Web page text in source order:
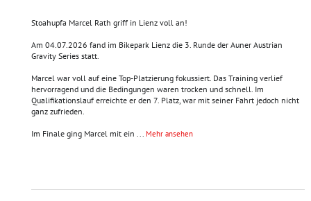
Stoahupfa Marcel Rath griff in Lienz voll an!
Am 04.07.2026 fand im Bikepark Lienz die 3. Runde der Auner Austrian
Gravity Series statt.
Marcel war voll auf eine Top-Platzierung fokussiert. Das Training verlief
hervorragend und die Bedingungen waren trocken und schnell. Im
Qualifikationslauf erreichte er den 7. Platz, war mit seiner Fahrt jedoch nicht
ganz zufrieden.
Im Finale ging Marcel mit ein ... Mehr ansehen